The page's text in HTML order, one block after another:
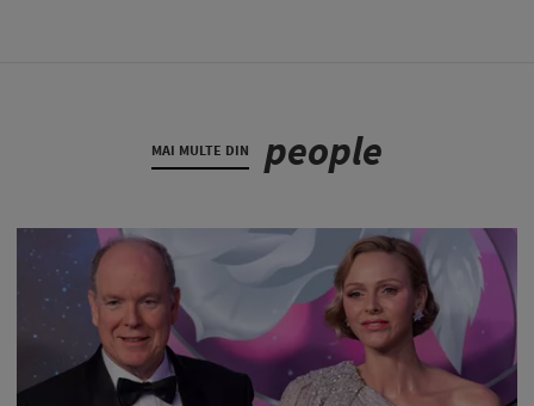
MAI MULTE DIN people